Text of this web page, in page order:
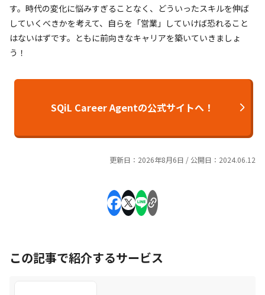
す。時代の変化に悩みすぎることなく、どういったスキルを伸ば
していくべきかを考えて、自らを「営業」していけば恐れること
はないはずです。ともに前向きなキャリアを築いていきましょ
う！
SQiL Career Agentの公式サイトへ！
更新日：2026年8月6日 / 公開日：2024.06.12
この記事で紹介するサービス